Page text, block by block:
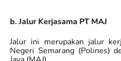
b. Jalur Kerjasama PT MAJ
Jalur ini merupakan jalur
Negeri Semarang (Polines)